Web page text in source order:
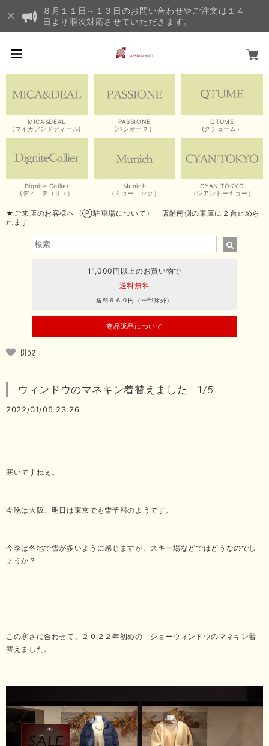
８月１１日～１３日のお問い合わせやご注文は１４
日より順次対応させていただきます。
MICA&DEAL
(マイカアンドディール)
PASSIONE
(パシオーネ）
QTUME
(クチューム）
Dignite Collier
(ディニテコリエ）
Munich
（ミューニック）
CYAN TOKYO
（シアントーキョー）
★ご来店のお客様へ〈Ⓟ駐車場について〉 店舗南側の車庫に２台止めら
れます
11,000円以上のお買い物で
送料無料
送料６６０円（一部除外）
商品返品について
Blog
ウィンドウのマネキン着替えました 1/5
2022/01/05 23:26
寒いですねぇ。
今晩は大阪、明日は東京でも雪予報のようです。
今季は各地で雪が多いように感じますが、スキー場などではどうなのでし
ょうか？
この寒さに合わせて、２０２２年初めの ショーウィンドウのマネキン着
替えました。